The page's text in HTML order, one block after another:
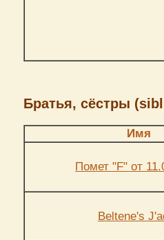
Братья, сёстры
Имя
Помет "F" от
Beltene's